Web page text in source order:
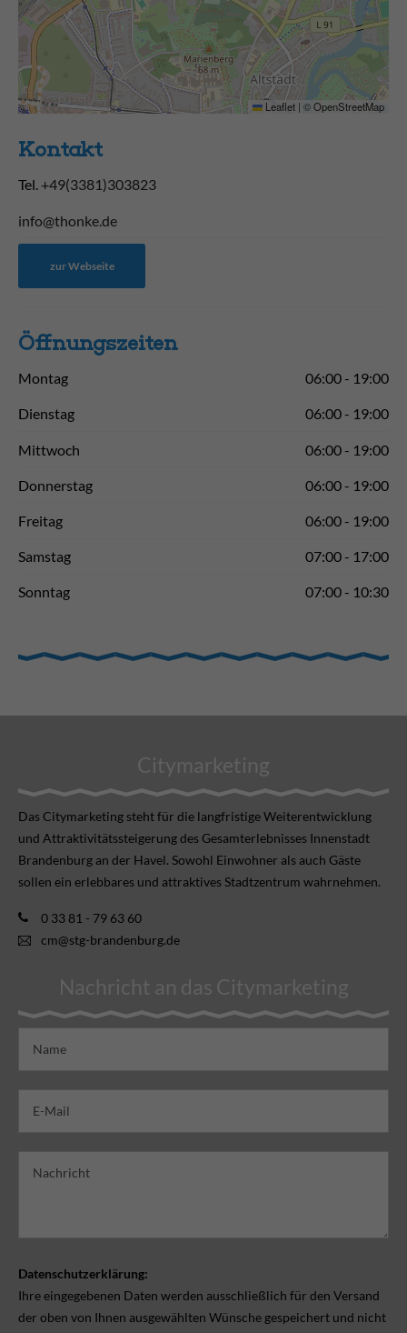
Leaflet | ©OpenStreetMap
Kontakt
Tel. +49(3381)303823
info@thonke.de
zur Webseite
Öffnungs­zeiten
Montag 06:00 - 19:00
Dienstag 06:00 - 19:00
Mittwoch 06:00 - 19:00
Donnerstag 06:00 - 19:00
Freitag 06:00 - 19:00
Samstag 07:00 - 17:00
Sonntag 07:00 - 10:30
Citymarketing
Das Citymarketing steht für die langfristige Weiterentwicklung
und Attraktivitätssteigerung des Gesamterlebnisses Innenstadt
Brandenburg an der Havel. Sowohl Einwohner als auch Gäste
sollen ein erlebbares und attraktives Stadtzentrum wahrnehmen.
0 33 81 - 79 63 60
cm@stg-brandenburg.de
Nachricht an das Citymarketing
Datenschutzerklärung:
Ihre eingegebenen Daten werden ausschließlich für den Versand
der oben von Ihnen ausgewählten Wünsche gespeichert und nicht